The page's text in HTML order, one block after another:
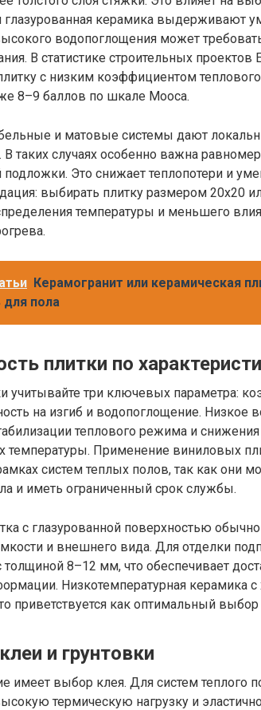
глазурованная керамика выдерживают
водопоглощения может
В статистике строительных
с низким коэффициентом
8–9 баллов по шкале Мооса.
и матовые системы дают
таких случаях особенно важна
Это снижает теплопотери и
выбирать плитку размером 20х20
температуры и меньшего
Керамогранит или керамическая
пола
плитки по
учитывайте три ключевых параметра:
на изгиб и водопоглощение. Низкое
теплового режима и
температуры. Применение виниловых
систем теплых полов, так как они
и иметь ограниченный срок службы.
с глазурованной поверхностью
и внешнего вида. Для отделки
толщиной 8–12 мм, что обеспечивает
Низкотемпературная керамика с
приветствуется как оптимальный выбор
и грунтовки
имеет выбор клея. Для систем теплого
термическую нагрузку и